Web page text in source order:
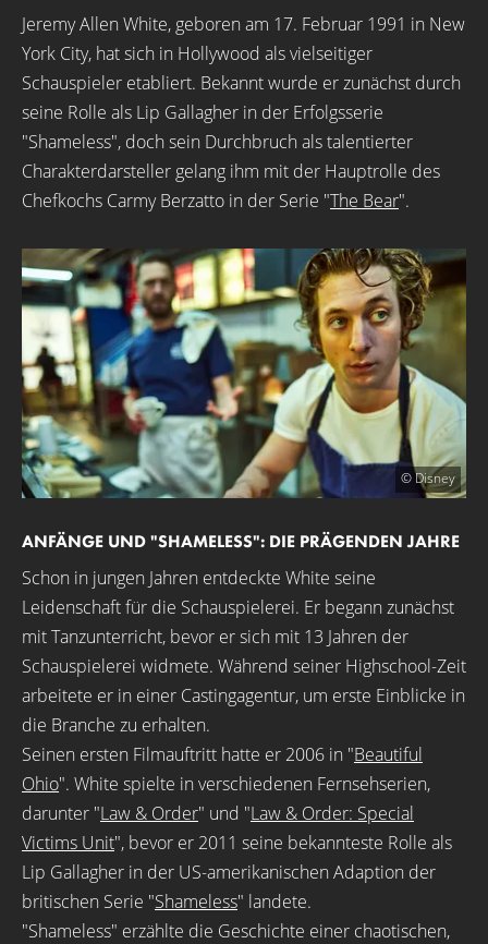
Jeremy Allen White, geboren am 17. Februar 1991 in New
York City, hat sich in Hollywood als vielseitiger
Schauspieler etabliert. Bekannt wurde er zunächst durch
seine Rolle als Lip Gallagher in der Erfolgsserie
"Shameless", doch sein Durchbruch als talentierter
Charakterdarsteller gelang ihm mit der Hauptrolle des
Chefkochs Carmy Berzatto in der Serie "The Bear".
© Disney
ANFÄNGE UND "SHAMELESS": DIE PRÄGENDEN JAHRE
Schon in jungen Jahren entdeckte White seine
Leidenschaft für die Schauspielerei. Er begann zunächst
mit Tanzunterricht, bevor er sich mit 13 Jahren der
Schauspielerei widmete. Während seiner Highschool-Zeit
arbeitete er in einer Castingagentur, um erste Einblicke in
die Branche zu erhalten.
Seinen ersten Filmauftritt hatte er 2006 in "Beautiful
Ohio". White spielte in verschiedenen Fernsehserien,
darunter "Law & Order" und "Law & Order: Special
Victims Unit", bevor er 2011 seine bekannteste Rolle als
Lip Gallagher in der US-amerikanischen Adaption der
britischen Serie "Shameless" landete.
"Shameless" erzählte die Geschichte einer chaotischen,